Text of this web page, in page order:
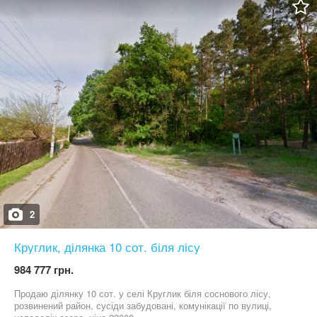
режимів освітлення. Ремонт виконано для власного проживання.
Використовували лише якісні матеріали. З кухні є вихід на
внутрішній двір. Великі панорамні вікна, як на першому так і
другому поверсі, додають будинку затишку, світла та є
родзинкою забудови! Сходи на другий поверх-натуральне
дерево. Вони не тільки стильно виглядають, а ще й комфортні
та зручні! На другому поверсі розташовано: санвузол (ванна
кімната), батьківська спальня з виходом на терасу, та дитяча
кімната з балконом. В коридорі встановлено великий та вмісткий
гардероб. Просторі кімнати з цікавими інтер'єрними ідеями, що
роблять їх стильними та сучасними. Н
города. Звоните, чтобы узнать подробности и договориться о
просмотре!
2
Круглик, ділянка 10 сот. біля лісу
984 777 грн.
Продаю ділянку 10 сот. у селі Круглик біля соснового лісу,
розвинений район, сусіди забудовані, комунікації по вулиці,